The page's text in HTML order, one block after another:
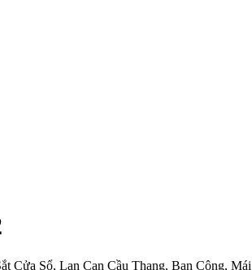
Cửa Sổ, Lan Can Cầu Thang, Ban Công,